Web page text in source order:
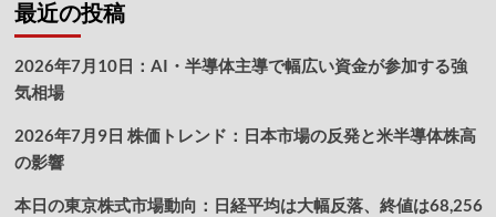
最近の投稿
2026年7月10日：AI・半導体主導で幅広い資金が参加する強
気相場
2026年7月9日 株価トレンド：日本市場の反発と米半導体株高
の影響
本日の東京株式市場動向：日経平均は大幅反落、終値は68,256